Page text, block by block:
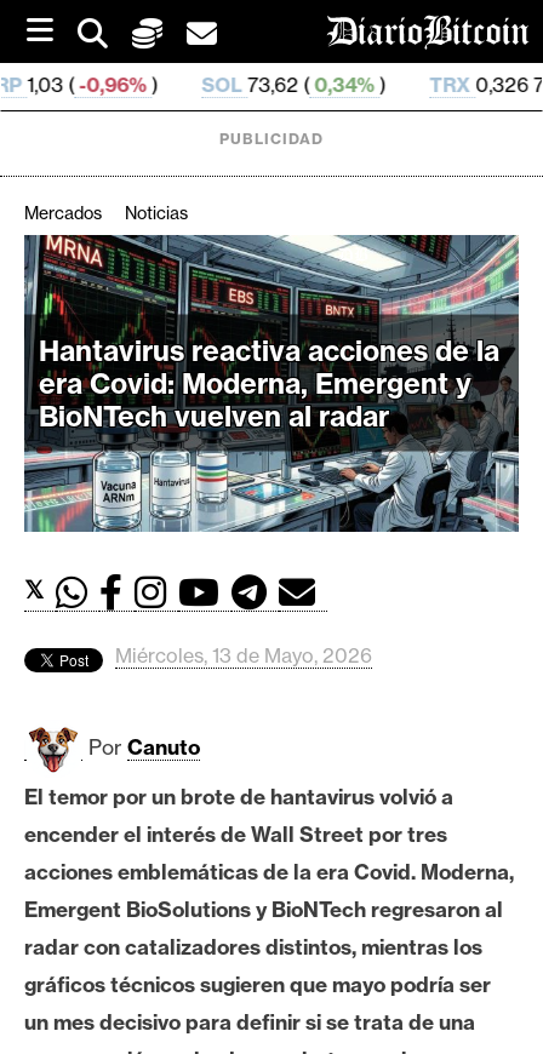
i
p
t
o
SOL73,62 (0,34%) TRX0,326 799 ( -0,08%)
C
r
i
p
t
o
M
e
r
d
s
B
t
c
o
i
E
PUBLICIDAD
Mercados Noticias
Hantavirus reactiva acciones de la
era Covid: Moderna, Emergent y
BioNTech vuelven al radar
𝕏
Miércoles, 13 de Mayo, 2026
Por Canuto
El temor por un brote de hantavirus volvió a
encender el interés de Wall Street por tres
acciones emblemáticas de la era Covid. Moderna,
Emergent BioSolutions y BioNTech regresaron al
radar con catalizadores distintos, mientras los
gráficos técnicos sugieren que mayo podría ser
un mes decisivo para definir si se trata de una